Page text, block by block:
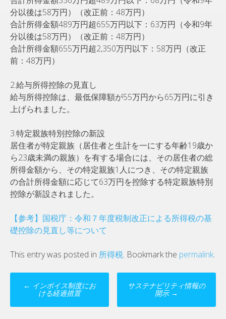
分以後は58万円）（改正前：48万円）
合計所得⾦額489万円超655万円以下：63万円（令和9年
分以後は58万円）（改正前：48万円）
合計所得⾦額655万円超2,350万円以下：58万円（改正
前：48万円）
2.給与所得控除の見直し
給与所得控除は、最低保障額が55万円から65万円に引き
上げられました。
3.特定親族特別控除の新設
居住者が特定親族（居住者と生計を一にする年齢19歳か
ら23歳未満の親族）を有する場合には、その居住者の総
所得金額から、その特定親族1⼈につき、その特定親族
の合計所得金額に応じて63万円を控除する特定親族特別
控除が新設されました。
【参考】国税庁：令和７年度税制改正による所得税の基
礎控除の見直し等について
This entry was posted in 所得税. Bookmark the permalink.
Post
navigation
← インボイス制度にお
ける経過措置
サステナビリティ情報の
開示 →